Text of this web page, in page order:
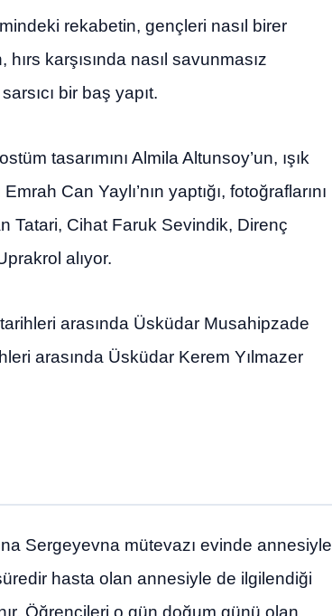
rekabetin, gençleri nasıl birer
karşısında nasıl savunmasız
bir baş yapıt.
tasarımını Almila Altunsoy’un, ışık
Can Yaylı’nın yaptığı, fotoğraflarını
Tatari, Cihat Faruk Sevindik, Direnç
alıyor.
arasında Üsküdar Musahipzade
arasında Üsküdar Kerem Yılmazer
Sergeyevna mütevazı evinde annesiyle
hasta olan annesiyle de ilgilendiği
Öğrencileri o gün doğum günü olan